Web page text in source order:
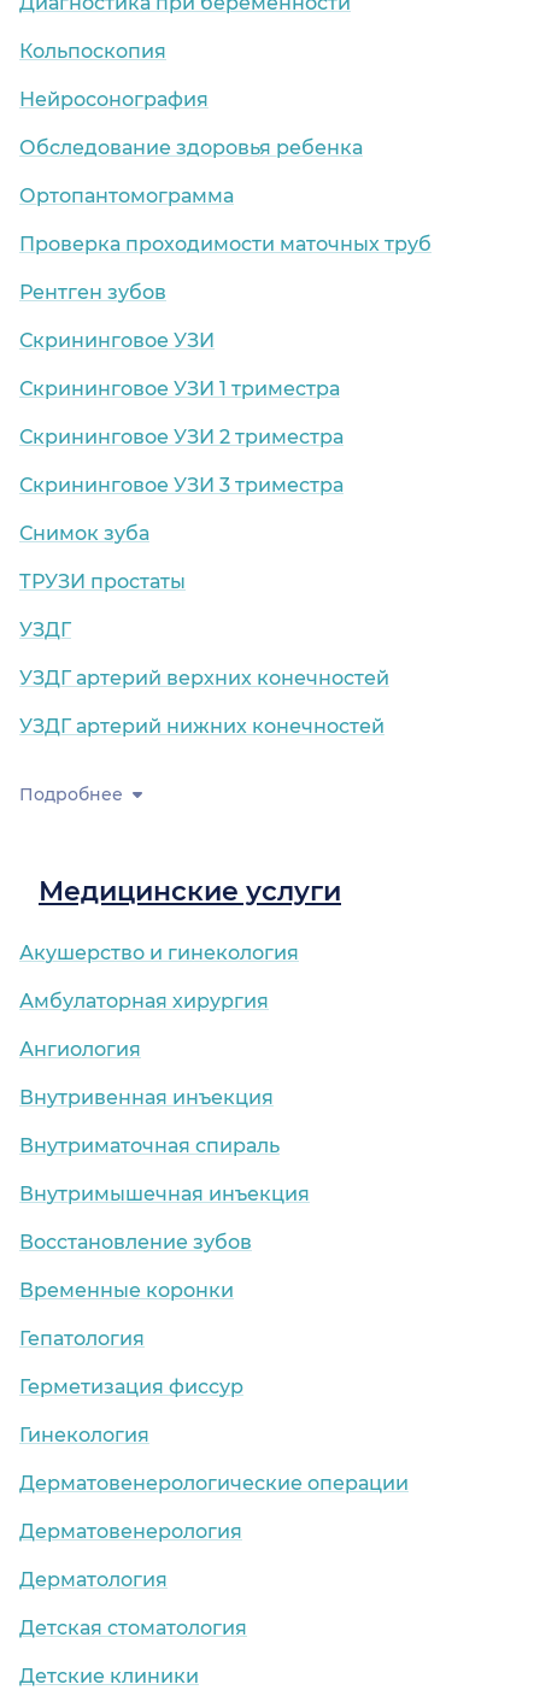
Кольпоскопия
Нейросонография
Обследование здоровья ребенка
Ортопантомограмма
Проверка проходимости маточных труб
Рентген зубов
Скрининговое УЗИ
Скрининговое УЗИ 1 триместра
Скрининговое УЗИ 2 триместра
Скрининговое УЗИ 3 триместра
Снимок зуба
ТРУЗИ простаты
УЗДГ
УЗДГ артерий верхних конечностей
УЗДГ артерий нижних конечностей
Подробнее
Медицинские услуги
Акушерство и гинекология
Амбулаторная хирургия
Ангиология
Внутривенная инъекция
Внутриматочная спираль
Внутримышечная инъекция
Восстановление зубов
Временные коронки
Гепатология
Герметизация фиссур
Гинекология
Дерматовенерологические операции
Дерматовенерология
Дерматология
Детская стоматология
Детские клиники